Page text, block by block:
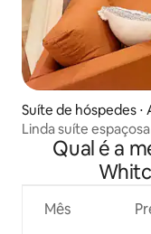
Suíte de hóspedes ⋅
Linda suíte
a famíliaQual é a
Mês